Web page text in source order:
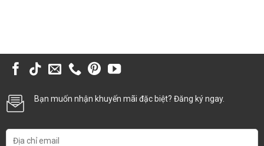
Bạn muốn nhận khuyến mãi đặc biệt? Đăng ký ngay.